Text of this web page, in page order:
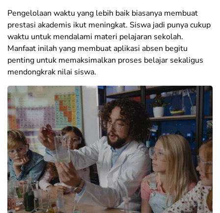
Pengelolaan waktu yang lebih baik biasanya membuat
prestasi akademis ikut meningkat. Siswa jadi punya cukup
waktu untuk mendalami materi pelajaran sekolah.
Manfaat inilah yang membuat aplikasi absen begitu
penting untuk memaksimalkan proses belajar sekaligus
mendongkrak nilai siswa.